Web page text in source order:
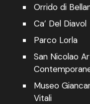
Orrido di
Ca’ Del Diavol
Parco Lorla
San Nicolao
Museo
Vitali